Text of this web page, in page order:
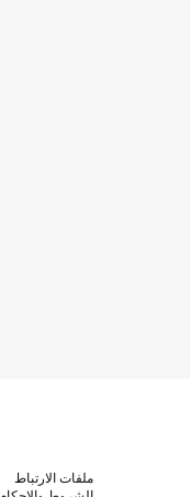
ملفات الارتباط